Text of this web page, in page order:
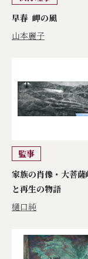
早春 岬の風
山本麗子
監事
家族の肖像・大菩
と再生の物語
樋口純